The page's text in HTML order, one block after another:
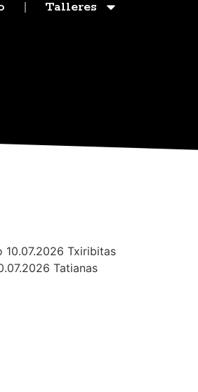
Talleres
10.07.2026 Txiribitas
Tatianas